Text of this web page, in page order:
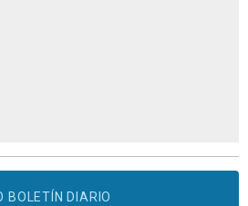
BOLETÍN DIARIO